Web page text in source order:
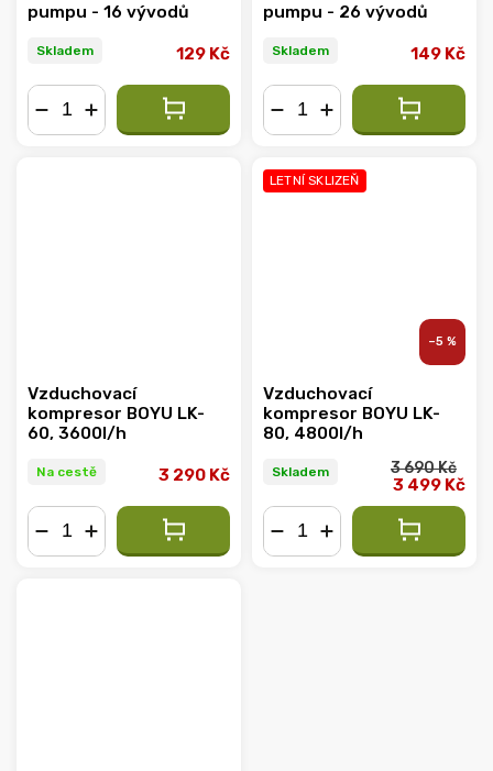
pumpu - 16 vývodů
Skladem 129 Kč
pumpu - 26 vývodů
Skladem 149 Kč
Vzduchovací
kompresor BOYU LK-
60, 3600l/h
Na cestě 3 290 Kč
LETNÍ SKLIZEŇ
–5 %
Vzduchovací
kompresor BOYU LK-
80, 4800l/h
Skladem 3 690 Kč
3 499 Kč